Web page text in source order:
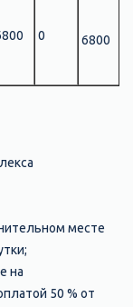
0 6800
месте
на
50 % от